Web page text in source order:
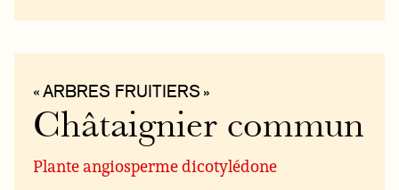
« ARBRES FRUITIERS »
Châtaignier commun
Plante angiosperme dicotylédone